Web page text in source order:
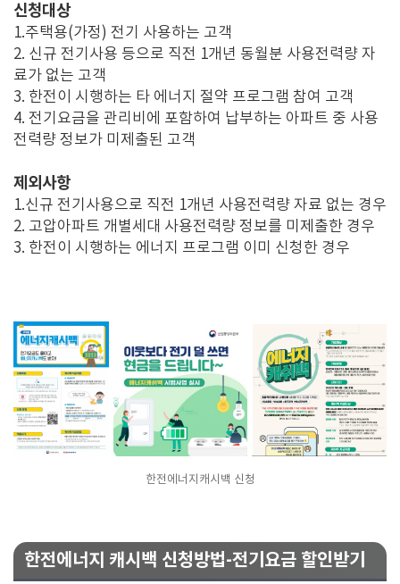
신청대상
1.주택용(가정) 전기 사용하는 고객
2. 신규 전기사용 등으로 직전 1개년 동월분 사용전력량 자
료가 없는 고객
3. 한전이 시행하는 타 에너지 절약 프로그램 참여 고객
4. 전기요금을 관리비에 포함하여 납부하는 아파트 중 사용
전력량 정보가 미제출된 고객
제외사항
1.신규 전기사용으로 직전 1개년 사용전력량 자료 없는 경우
2. 고압아파트 개별세대 사용전력량 정보를 미제출한 경우
3. 한전이 시행하는 에너지 프로그램 이미 신청한 경우
한전에너지캐시백 신청
한전에너지 캐시백 신청방법-전기요금 할인받기